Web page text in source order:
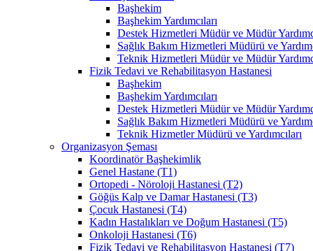
Başhekim
Başhekim Yardımcıları
Destek Hizmetleri Müdür ve Müdür
Sağlık Bakım Hizmetleri Müdürü ve
Teknik Hizmetleri Müdür ve Müdür
Fizik Tedavi ve Rehabilitasyon Hastanesi
Başhekim
Başhekim Yardımcıları
Destek Hizmetleri Müdür ve Müdür
Sağlık Bakım Hizmetleri Müdürü ve
Teknik Hizmetler Müdürü ve Yardımcıları
Organizasyon Şeması
Koordinatör Başhekimlik
Genel Hastane (T1)
Ortopedi - Nöroloji Hastanesi (T2)
Göğüs Kalp ve Damar Hastanesi (T3)
Çocuk Hastanesi (T4)
Kadın Hastalıkları ve Doğum Hastanesi (T5)
Onkoloji Hastanesi (T6)
Fizik Tedavi ve Rehabilitasyon Hastanesi (T7)